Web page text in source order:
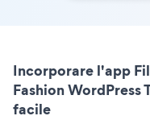
Incorporare l'app
Fashion WordPress
facile